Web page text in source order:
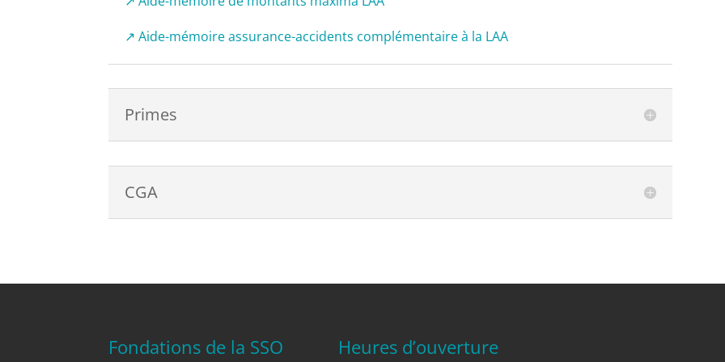
↗ Aide-mémoire assurance-accidents complémentaire à la LAA
Primes
CGA
Fondations de la SSO Heures d’ouverture